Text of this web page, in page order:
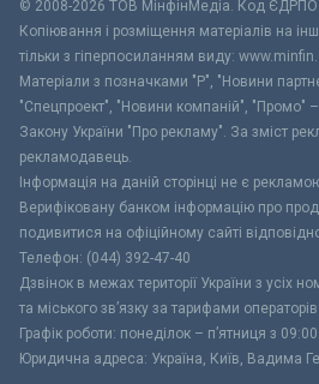
© 2008-2026 ТОВ МiнфiнМедiа. Код
Копіювання і розміщення матеріалів на
тільки з гіперпосиланням виду:
Матеріали з позначками "Р", "Новини
"Спецпроект", "Новини компаній", "Промо"
Закону України "Про рекламу". За зміст
рекламодавець.
Інформація на даній сторінці не є
Верифіковану банком інформацію про
подивитися на офіційному сайті
Телефон: (044) 392-47-40
Дзвінок в межах території України з усіх
та міського зв’язку за тарифами операторів
Графік роботи: понеділок – п’ятниця з
Юридична адреса: Україна, Київ, Вадима